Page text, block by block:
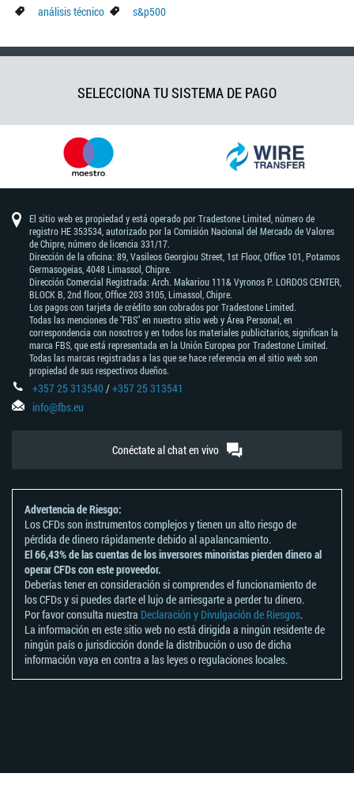
análisis técnico
s&p500
SELECCIONA TU SISTEMA DE PAGO
El sitio web es propiedad y está operado por Tradestone Limited, número de
registro HE 353534, autorizado por la Comisión Nacional del Mercado de Valores
de Chipre, número de licencia 331/17.
Dirección de la oficina: 89, Vasileos Georgiou Street, 1st Floor, Office 101, Potamos
Germasogeias, 4048 Limassol, Chipre.
Dirección Comercial Registrada: Arch. Makariou 111& Vyronos Р. LORDOS CENTER,
BLOCK В, 2nd floor, Office 203 3105, Limassol, Chipre.
Los pagos con tarjeta de crédito son cobrados por Tradestone Limited.
Todas las menciones de "FBS" en nuestro sitio web y Área Personal, en
correspondencia con nosotros y en todos los materiales publicitarios, significan la
marca FBS, que está representada en la Unión Europea por Tradestone Limited.
Todas las marcas registradas a las que se hace referencia en el sitio web son
propiedad de sus respectivos dueños.
+357 25 313540/+357 25 313541
info@fbs.eu
Conéctate al chat en vivo
Advertencia de Riesgo:
Los CFDs son instrumentos complejos y tienen un alto riesgo de
pérdida de dinero rápidamente debido al apalancamiento.
El 66,43% de las cuentas de los inversores minoristas pierden dinero al
operar CFDs con este proveedor.
Deberías tener en consideración si comprendes el funcionamiento de
los CFDs y si puedes darte el lujo de arriesgarte a perder tu dinero.
Por favor consulta nuestra Declaración y Divulgación de Riesgos.
La información en este sitio web no está dirigida a ningún residente de
ningún país o jurisdicción donde la distribución o uso de dicha
información vaya en contra a las leyes o regulaciones locales.